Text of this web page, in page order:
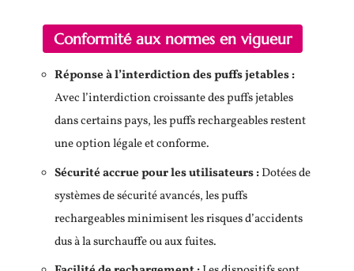
Conformité aux normes en vigueur
Réponse à l’interdiction des puffs jetables :
Avec l’interdiction croissante des puffs jetables
dans certains pays, les puffs rechargeables restent
une option légale et conforme.
Sécurité accrue pour les utilisateurs :Dotées de
systèmes de sécurité avancés, les puffs
rechargeables minimisent les risques d’accidents
dus à la surchauffe ou aux fuites.